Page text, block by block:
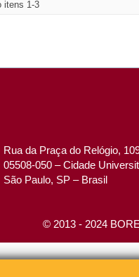
itens 1-3
Rua da Praça do Relógio,
05508-050 – Cidade
São Paulo, SP – Brasil
© 2013 - 2024